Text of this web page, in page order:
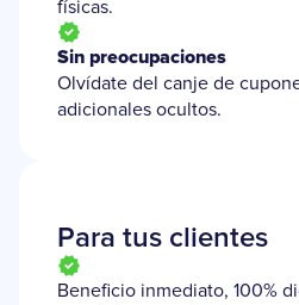
físicas.
Sin preocupaciones
Olvídate del canje de
adicionales ocultos.
Para tus clientes
Beneficio inmediato, 100%